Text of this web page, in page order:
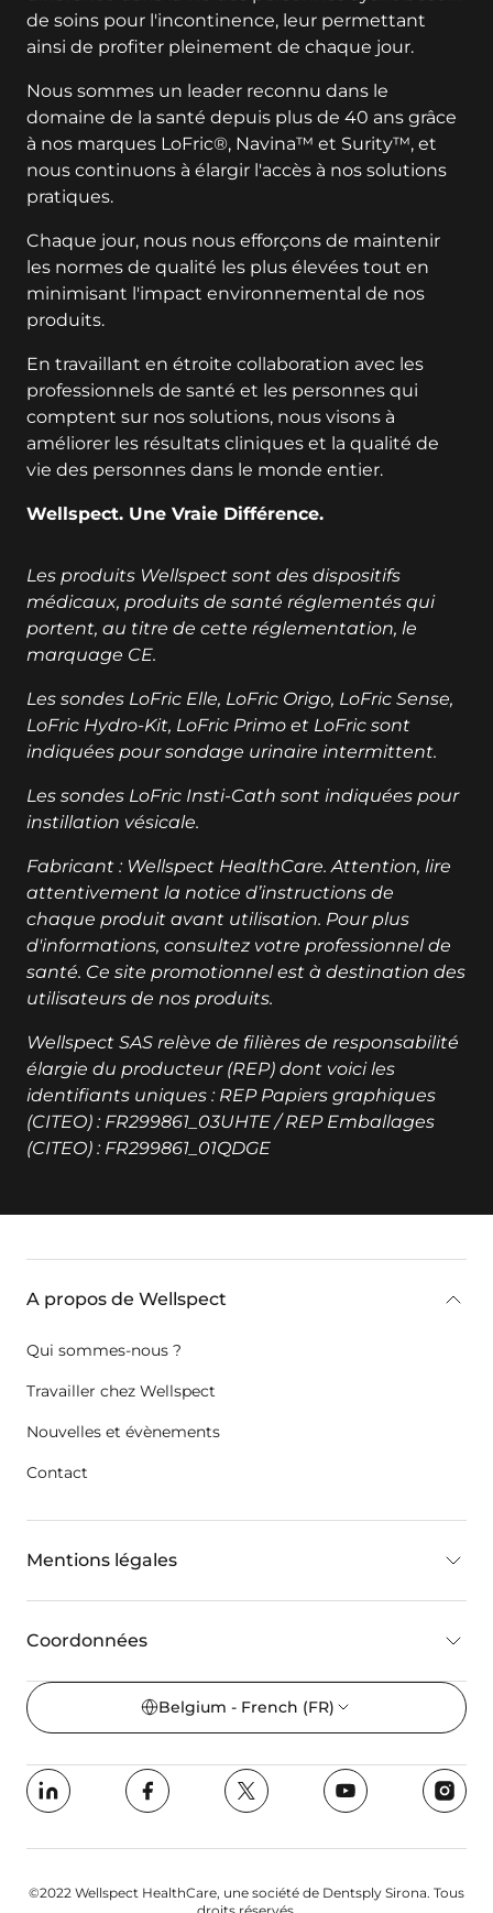
de soins pour l'incontinence, leur permettant
ainsi de profiter pleinement de chaque jour.
Nous sommes un leader reconnu dans le
domaine de la santé depuis plus de 40 ans grâce
à nos marques LoFric®, Navina™ et Surity™, et
nous continuons à élargir l'accès à nos solutions
pratiques.
Chaque jour, nous nous efforçons de maintenir
les normes de qualité les plus élevées tout en
minimisant l'impact environnemental de nos
produits.
En travaillant en étroite collaboration avec les
professionnels de santé et les personnes qui
comptent sur nos solutions, nous visons à
améliorer les résultats cliniques et la qualité de
vie des personnes dans le monde entier.
Wellspect. Une Vraie Différence.
Les produits Wellspect sont des dispositifs
médicaux, produits de santé réglementés qui
portent, au titre de cette réglementation, le
marquage CE.
Les sondes LoFric Elle, LoFric Origo, LoFric Sense,
LoFric Hydro-Kit, LoFric Primo et LoFric sont
indiquées pour sondage urinaire intermittent.
Les sondes LoFric Insti-Cath sont indiquées pour
instillation vésicale.
Fabricant : Wellspect HealthCare. Attention, lire
attentivement la notice d’instructions de
chaque produit avant utilisation. Pour plus
d'informations, consultez votre professionnel de
santé. Ce site promotionnel est à destination des
utilisateurs de nos produits.
Wellspect SAS relève de filières de responsabilité
élargie du producteur (REP) dont voici les
identifiants uniques : REP Papiers graphiques
(CITEO) : FR299861_03UHTE / REP Emballages
(CITEO) : FR299861_01QDGE
A propos de Wellspect
Qui sommes-nous ?
Travailler chez Wellspect
Nouvelles et évènements
Contact
Mentions légales
Coordonnées
Belgium - French (FR)
©2022 Wellspect HealthCare, une société de Dentsply Sirona. Tous